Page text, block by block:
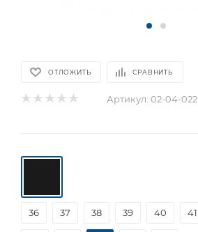
ОТЛОЖИТЬ СРАВНИТЬ
Артикул: 02-04-022
36 37 38 39 40 41